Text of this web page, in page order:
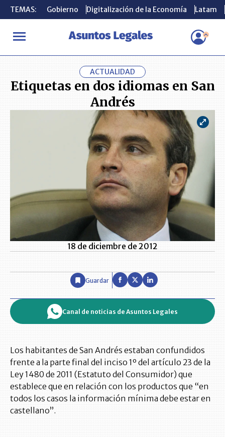
TEMAS: Gobierno Digitalización de la Economía Latam
INICIO ACTUALIDAD Etiquetas en dos idiomas en San Andrés
TEMAS: Gobierno Digitalización de la Economía Latam
ACTUALIDAD
Etiquetas en dos idiomas en San
Andrés
18 de diciembre de 2012
Guardar
Canal de noticias de Asuntos Legales
Los habitantes de San Andrés estaban confundidos
frente a la parte final del inciso 1º del artículo 23 de la
Ley 1480 de 2011 (Estatuto del Consumidor) que
establece que en relación con los productos que “en
todos los casos la información mínima debe estar en
castellano”.